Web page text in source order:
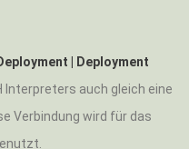
| Deployment
Interpreters auch gleich eine
Verbindung wird für das